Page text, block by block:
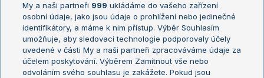
Žebříček ATP (muži)
Žebříček WTA (ženy)
Sázkařský žebříček
Australian Open
French Open
Wimbledon
US Open
Turnaj mistrů
My a naši partneři 999 ukládáme do vašeho zařízení
osobní údaje, jako jsou údaje o prohlížení nebo jedinečné
identifikátory, a máme k nim přístup. Výběr Souhlasím
umožňuje, aby sledovací technologie podporovaly účely
uvedené v části My a naši partneři zpracováváme údaje za
účelem poskytování. Výběrem Zamítnout vše nebo
odvoláním svého souhlasu je zakážete. Pokud jsou